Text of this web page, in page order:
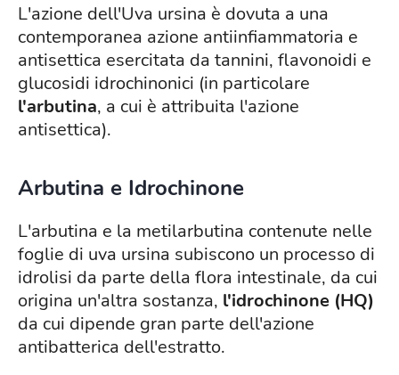
L'azione dell'Uva ursina è dovuta a una
contemporanea azione antiinfiammatoria e
antisettica esercitata da tannini, flavonoidi e
glucosidi idrochinonici (in particolare
l'arbutina, a cui è attribuita l'azione
antisettica).
Arbutina e Idrochinone
L'arbutina e la metilarbutina contenute nelle
foglie di uva ursina subiscono un processo di
idrolisi da parte della flora intestinale, da cui
origina un'altra sostanza, l'idrochinone (HQ)
da cui dipende gran parte dell'azione
antibatterica dell'estratto.